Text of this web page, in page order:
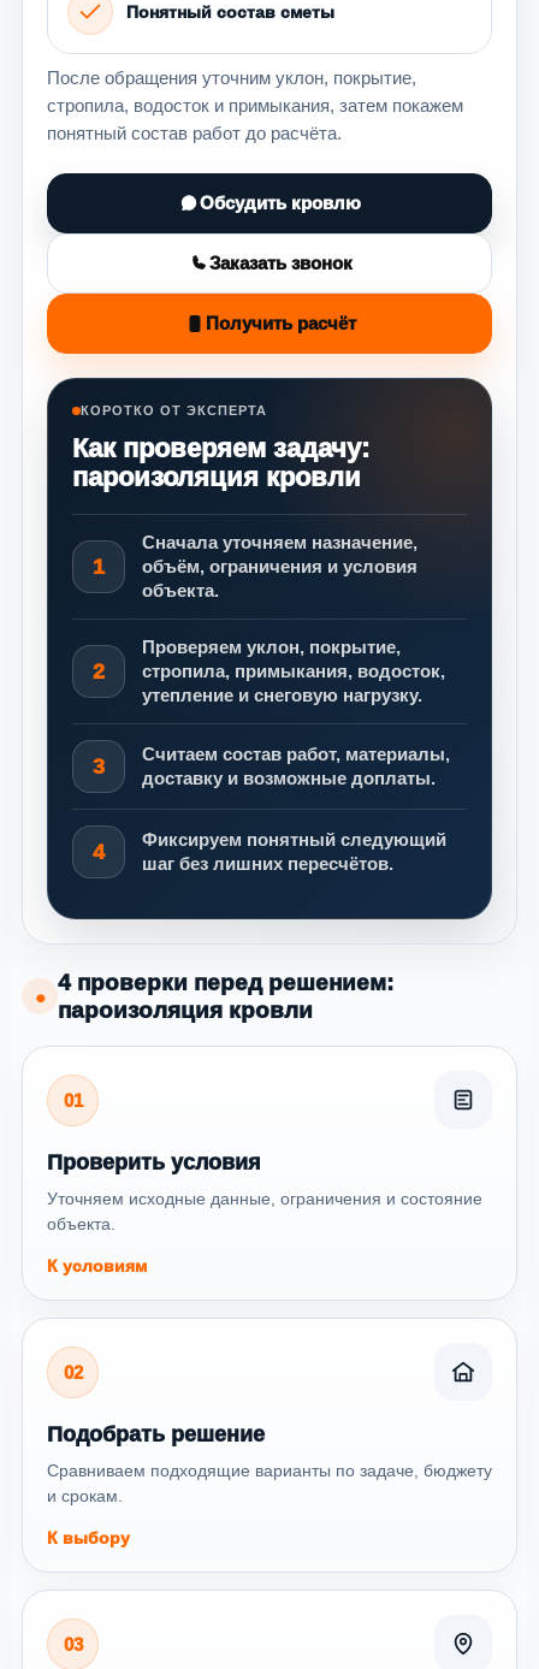
Понятный состав сметы
После обращения уточним уклон, покрытие,
стропила, водосток и примыкания, затем покажем
понятный состав работ до расчёта.
Обсудить кровлю
Заказать звонок
Получить расчёт
КОРОТКО ОТ ЭКСПЕРТА
Как проверяем задачу:
пароизоляция кровли
1
Сначала уточняем назначение,
объём, ограничения и условия
объекта.
2
Проверяем уклон, покрытие,
стропила, примыкания, водосток,
утепление и снеговую нагрузку.
3
Считаем состав работ, материалы,
доставку и возможные доплаты.
4
Фиксируем понятный следующий
шаг без лишних пересчётов.
●
4 проверки перед решением:
пароизоляция кровли
01
Проверить условия
Уточняем исходные данные, ограничения и состояние
объекта.
К условиям
02
Подобрать решение
Сравниваем подходящие варианты по задаче, бюджету
и срокам.
К выбору
03